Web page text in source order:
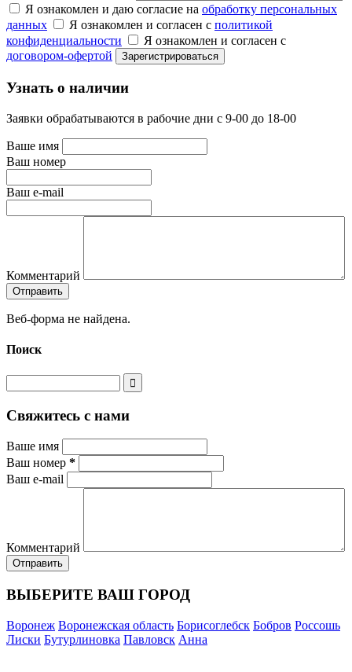
Я ознакомлен и даю согласие на обработку персональных
данных
Я ознакомлен и согласен с политикой
конфиденциальности
Я ознакомлен и согласен с
договором-офертой
Узнать о наличии
Заявки обрабатываются в рабочие дни с 9-00 до 18-00
Ваше имя
Ваш номер
Ваш e-mail
Комментарий
Веб-форма не найдена.
Поиск
Свяжитесь с нами
Ваше имя
Ваш номер *
Ваш e-mail
Комментарий
ВЫБЕРИТЕ ВАШ ГОРОД
Воронеж Воронежская область Борисоглебск Бобров Россошь
Лиски Бутурлиновка Павловск Анна